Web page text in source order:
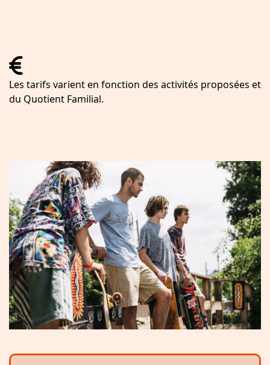
fas
fa-
euro-
sign
Les tarifs varient en fonction des activités proposées et
du Quotient Familial.